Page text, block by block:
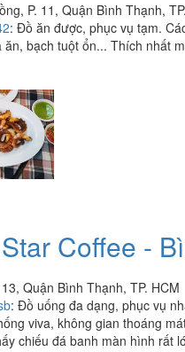
P. 11, Quận Bình Thạnh,
: Đồ ăn được, phục vụ tạm.
ăn, bạch tuột ổn... Thích nhất
Coffee -
Quận Bình Thạnh, TP. HCM
: Đồ uống đa dạng, phục vụ
viva, không gian thoáng
chiếu đá banh màn hình rất